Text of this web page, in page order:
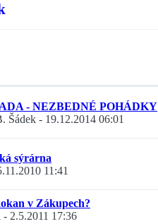
- NEZBEDNÉ POHÁDKY
Šádek - 19.12.2014 06:01
sýrárna
11:41
v Zákupech?
- 2.5.2011 17:36